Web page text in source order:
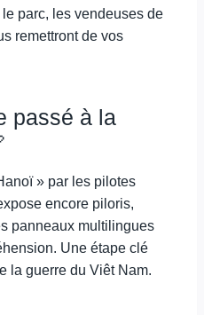
parc, les vendeuses de
remettront de vos
passé à la
» par les pilotes
encore piloris,
panneaux multilingues
Une étape clé
la guerre du Viêt Nam.